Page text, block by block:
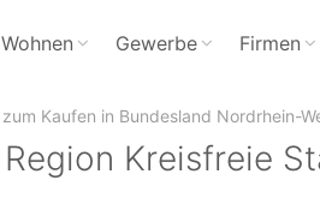
Wohnen Gewerbe Firmen
Kaufen in Bundesland Nordrhein-
Kreisfreie